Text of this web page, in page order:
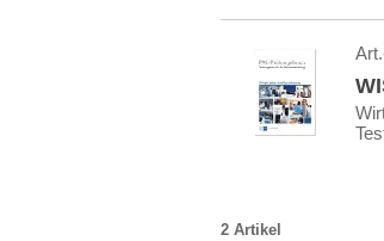
2 Artikel